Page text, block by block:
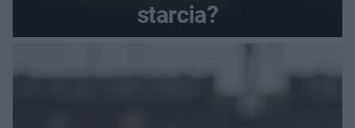
starcia?